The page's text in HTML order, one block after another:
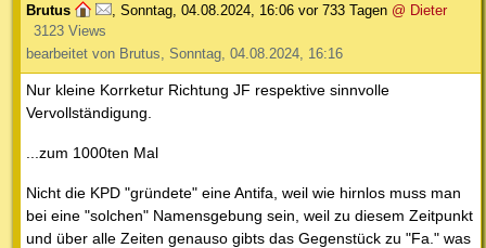
Brutus Sonntag, 04.08.2024, 16:06 vor 733 Tagen @ Dieter
3123 Views
bearbeitet von Brutus, Sonntag, 04.08.2024, 16:16
Nur kleine Korrketur Richtung JF respektive sinnvolle
Vervollständigung.
...zum 1000ten Mal
Nicht die KPD "gründete" eine Antifa, weil wie hirnlos muss man
bei eine "solchen" Namensgebung sein, weil zu diesem Zeitpunkt
und über alle Zeiten genauso gibts das Gegenstück zu "Fa." was